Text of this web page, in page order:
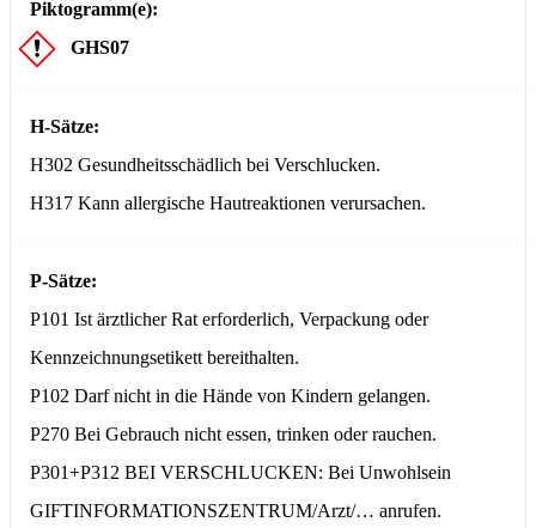
Piktogramm(e):
GHS07
H-Sätze:
H302 Gesundheitsschädlich bei Verschlucken.
H317 Kann allergische Hautreaktionen verursachen.
P-Sätze:
P101 Ist ärztlicher Rat erforderlich, Verpackung oder
Kennzeichnungsetikett bereithalten.
P102 Darf nicht in die Hände von Kindern gelangen.
P270 Bei Gebrauch nicht essen, trinken oder rauchen.
P301+P312 BEI VERSCHLUCKEN: Bei Unwohlsein
GIFTINFORMATIONSZENTRUM/Arzt/… anrufen.